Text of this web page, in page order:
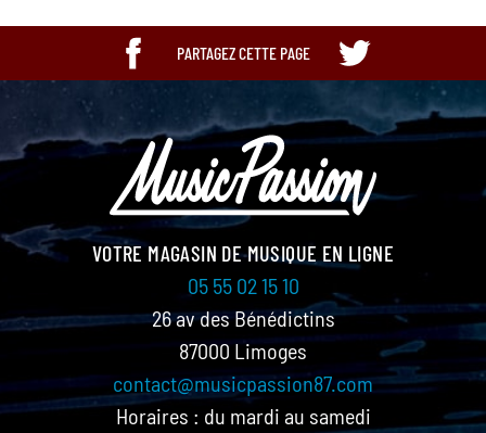
PARTAGEZ CETTE PAGE
VOTRE MAGASIN DE MUSIQUE EN LIGNE
05 55 02 15 10
26 av des Bénédictins
87000 Limoges
contact@musicpassion87.com
Horaires : du mardi au samedi